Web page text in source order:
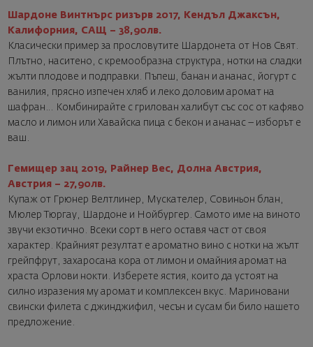
Шардоне Винтнърс ризърв 2017, Кендъл Джаксън,
Калифорния, САЩ – 38,90лв.
Класически пример за прословутите Шардонета от Нов Свят.
Плътно, наситено, с кремообразна структура, нотки на сладки
жълти плодове и подправки. Пъпеш, банан и ананас, йогурт с
ванилия, прясно изпечен хляб и леко доловим аромат на
шафран… Комбинирайте с грилован халибут със сос от кафяво
масло и лимон или Хавайска пица с бекон и ананас – изборът е
ваш.
Гемищер зац 2019, Райнер Вес, Долна Австрия,
Австрия – 27,90лв.
Купаж от Грюнер Велтлинер, Мускателер, Совиньон блан,
Мюлер Тюргау, Шардоне и Нойбургер. Самото име на виното
звучи екзотично. Всеки сорт в него оставя част от своя
характер. Крайният резултат е ароматно вино с нотки на жълт
грейпфрут, захаросана кора от лимон и омайния аромат на
храста Орлови нокти. Изберете ястия, които да устоят на
силно изразения му аромат и комплексен вкус. Мариновани
свински филета с джинджифил, чесън и сусам би било нашето
предложение.